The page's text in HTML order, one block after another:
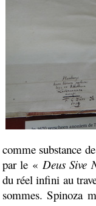
comme substance
par le « Deus Sive
du réel infini au
sommes. Spinoza